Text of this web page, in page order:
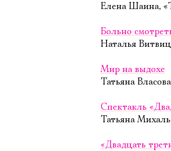
Елена Шаина,
Больно
Наталья
Мир на выдохе
Татьяна
Спектакль
Татьяна
«Двадцать